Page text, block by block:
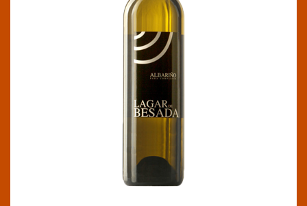
LAGAR DE BESADA
Elaborado mediante la maceración de la uvas
en frío. Maduración con sus lías en depósito
durante 1 año. De color amarillo con tonos
verdosos. Huele intenso, a fruta blanca, notas
florales. Un vino refrescante, sabroso.